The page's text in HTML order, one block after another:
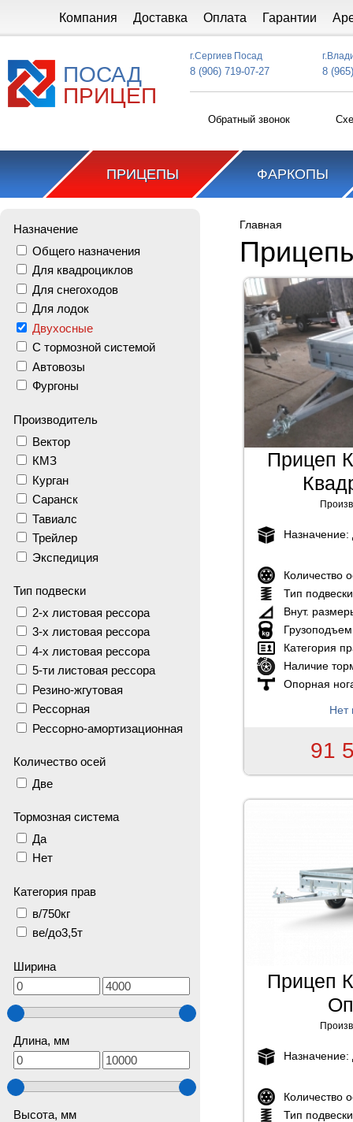
Компания Доставка Оплата Гарантии
ПОСАД
ПРИЦЕП
г.Сергиев Посад
8 (906) 719-07-27 8
Обратный звонок
ПРИЦЕПЫ ФАРКОПЫ
Назначение
Общего назначения
Для квадроциклов
Для снегоходов
Для лодок
Двухосные
С тормозной системой
Автовозы
Фургоны
Производитель
Вектор
КМЗ
Курган
Саранск
Тавиалс
Трейлер
Экспедиция
Тип подвески
2-х листовая рессора
3-х листовая рессора
4-х листовая рессора
5-ти листовая рессора
Резино-жгутовая
Рессорная
Рессорно-амортизационная
Количество осей
Две
Тормозная система
Да
Нет
Категория прав
в/750кг
ве/до3,5т
Ширина
Длина, мм
Высота, мм
Главная
Прицеп
Назначение:
Количество
Тип
Внут.
Категория
Наличие
Опорная
Нет
91
Прицеп
Назначение:
Количество
Тип